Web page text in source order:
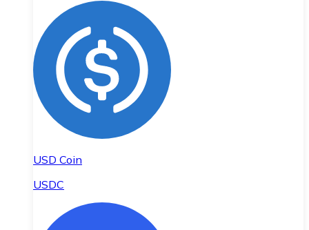
USD Coin
USDC